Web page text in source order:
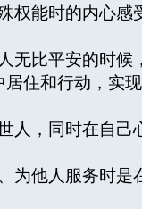
权能时的内心感
比平安的时候
住和行动，实
人，同时在自己
为他人服务时是